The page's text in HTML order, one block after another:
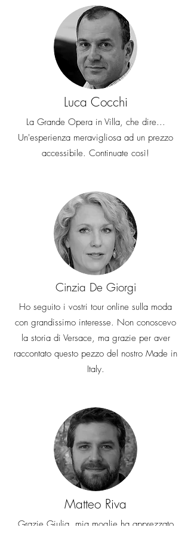
Luca Cocchi
La Grande Opera in Villa, che dire...
Un'esperienza meravigliosa ad un prezzo
accessibile. Continuate così!
Cinzia De Giorgi
Ho seguito i vostri tour online sulla moda
con grandissimo interesse. Non conoscevo
la storia di Versace, ma grazie per aver
raccontato questo pezzo del nostro Made in
Italy.
Matteo Riva
Grazie Giulia, mia moglie ha apprezzato